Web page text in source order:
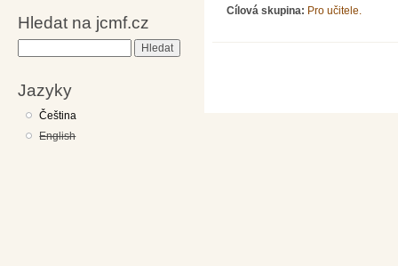
Hledat na jcmf.cz
Jazyky
Čeština
English
Cílová skupina: Pro učitele.